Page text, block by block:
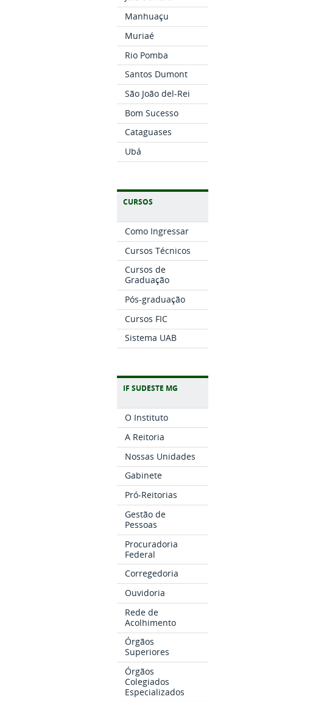
Manhuaçu
Muriaé
Rio Pomba
Santos Dumont
São João del-Rei
Bom Sucesso
Cataguases
Ubá
CURSOS
Como Ingressar
Cursos Técnicos
Cursos de
Graduação
Pós-graduação
Cursos FIC
Sistema UAB
IF SUDESTE MG
O Instituto
A Reitoria
Nossas Unidades
Gabinete
Pró-Reitorias
Gestão de
Pessoas
Procuradoria
Federal
Corregedoria
Ouvidoria
Rede de
Acolhimento
Órgãos
Superiores
Órgãos
Colegiados
Especializados